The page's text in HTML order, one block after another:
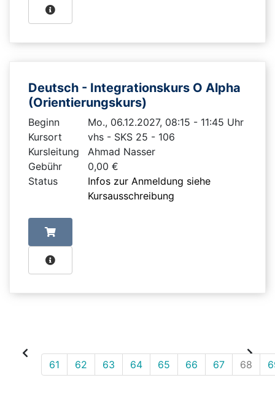
Deutsch - Integrationskurs O Alpha
(Orientierungskurs)
Beginn
Mo., 06.12.2027, 08:15 - 11:45 Uhr
Kursort
vhs - SKS 25 - 106
Kursleitung
Ahmad Nasser
Gebühr
0,00 €
Status
Infos zur Anmeldung siehe
Kursausschreibung
61 62 63 64 65 66 67 68